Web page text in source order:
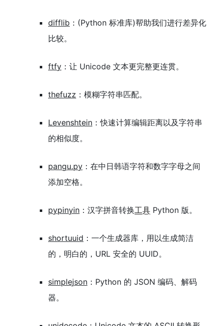
difflib ：(Python 标准库)帮助我们进行差异化
比较。
ftfy ：让 Unicode 文本更完整更连贯。
thefuzz ：模糊字符串匹配。
Levenshtein ：快速计算编辑距离以及字符串
的相似度。
pangu.py ：在中日韩语字符和数字字母之间
添加空格。
pypinyin ：汉字拼音转换工具 Python 版。
shortuuid ：一个生成器库，用以生成简洁
的，明白的，URL 安全的 UUID。
simplejson ：Python 的 JSON 编码、解码
器。